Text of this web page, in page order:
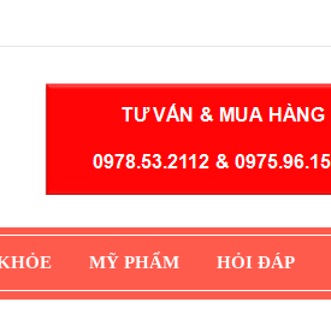
MỸ PHẨM HỎI ĐÁP